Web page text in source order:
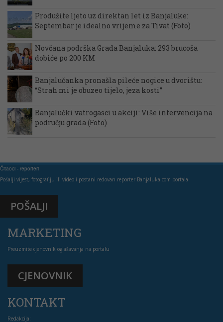
Produžite ljeto uz direktan let iz Banjaluke:
Septembar je idealno vrijeme za Tivat (Foto)
Novčana podrška Grada Banjaluka: 293 brucoša
dobiće po 200 KM
Banjalučanka pronašla pileće nogice u dvorištu:
“Strah mi je obuzeo tijelo, jeza kosti”
Banjalučki vatrogasci u akciji: Više intervencija na
području grada (Foto)
Čitaoci - reporteri
Pošalji vijest, fotografiju ili video i postani redovan reporter Banjaluka.com portala
POŠALJI
MARKETING
Preuzmite cjenovnik oglašavanja na portalu
CJENOVNIK
KONTAKT
Redakcija: